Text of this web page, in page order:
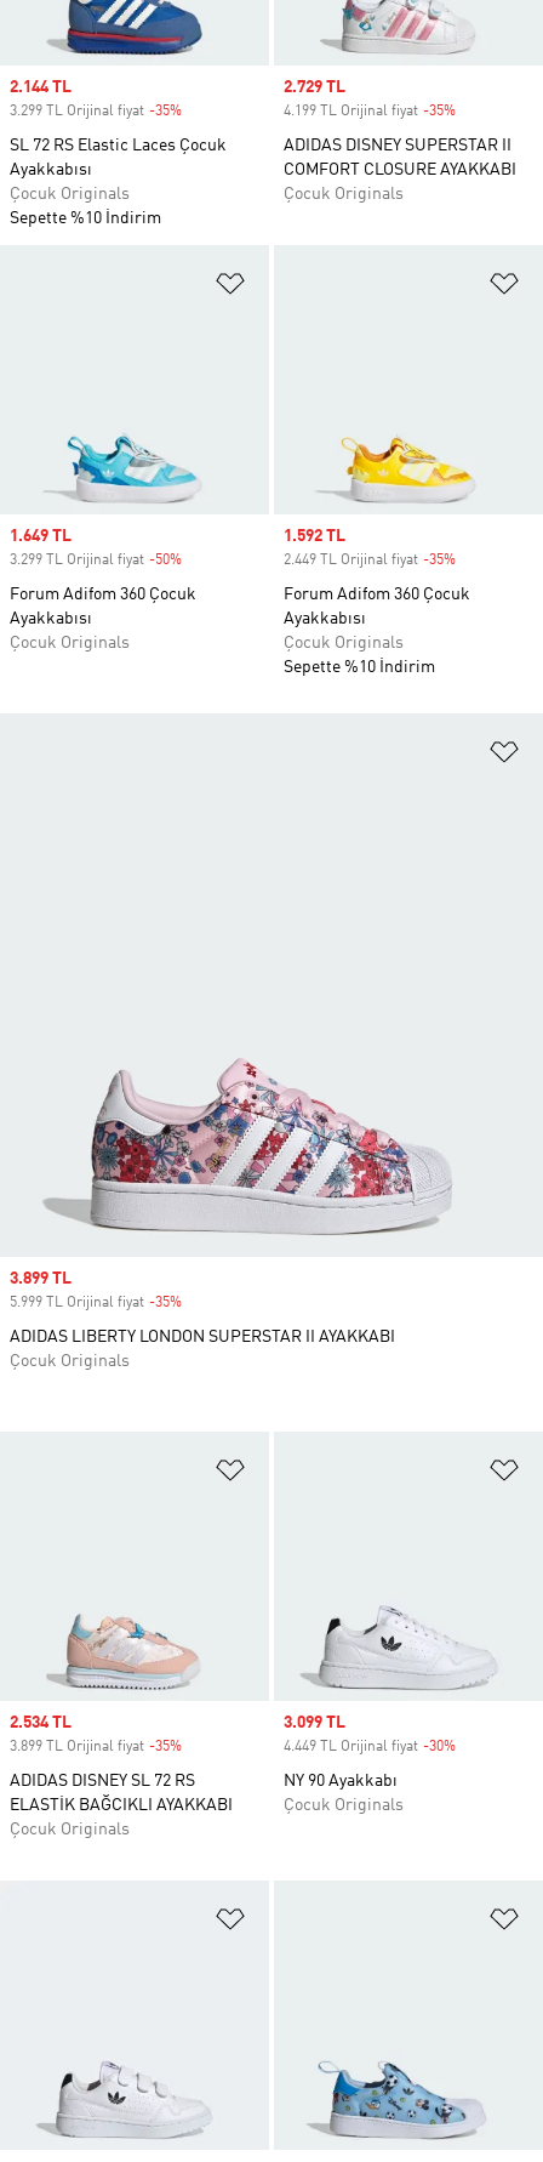
Sale price
2.144 TL
3.299 TL Orijinal fiyat -35%
SL 72 RS Elastic Laces Çocuk
Ayakkabısı
Çocuk Originals
Sepette %10 İndirim
Sale price
2.729 TL
4.199 TL Orijinal fiyat -35%
ADIDAS DISNEY SUPERSTAR II
COMFORT CLOSURE AYAKKABI
Çocuk Originals
Sale price
1.649 TL
3.299 TL Orijinal fiyat -50%
Forum Adifom 360 Çocuk
Ayakkabısı
Çocuk Originals
Sale price
1.592 TL
2.449 TL Orijinal fiyat -35%
Forum Adifom 360 Çocuk
Ayakkabısı
Çocuk Originals
Sepette %10 İndirim
Sale price
2.534 TL
3.899 TL Orijinal fiyat -35%
ADIDAS DISNEY SL 72 RS
ELASTİK BAĞCIKLI AYAKKABI
Çocuk Originals
Sale price
3.099 TL
4.449 TL Orijinal fiyat -30%
NY 90 Ayakkabı
Çocuk Originals
Sale price
3.899 TL
5.999 TL Orijinal fiyat -35%
ADIDAS LIBERTY LONDON SUPERSTAR II AYAKKABI
Çocuk Originals